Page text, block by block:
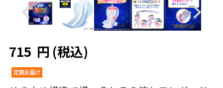
登録
ア
Previous Next
715 円 (税込)